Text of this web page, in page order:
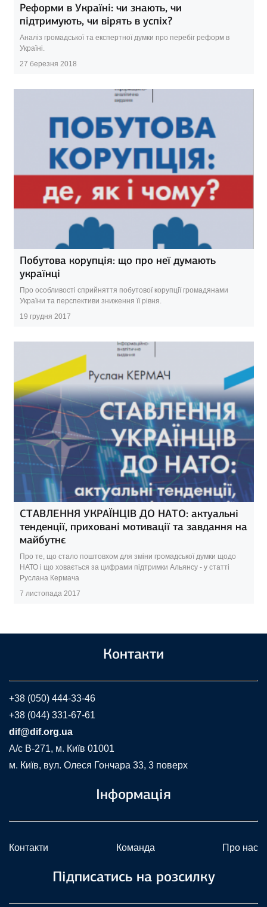
Реформи в Україні: чи знають, чи
підтримують, чи вірять в успіх?
Аналіз громадської та експертної думки про перебіг реформ в
Україні.
27 березня 2018
Побутова корупція: що про неї думають
українці
Про особливості сприйняття побутової корупції громадянами
України та перспективи зниження її рівня.
19 грудня 2017
СТАВЛЕННЯ УКРАЇНЦІВ ДО НАТО: актуальні
тенденції, приховані мотивації та завдання на
майбутнє
Про те, що стало поштовхом для зміни громадської думки щодо
НАТО і що ховається за цифрами підтримки Альянсу - у статті
Руслана Кермача
7 листопада 2017
Контакти
+38 (050) 444-33-46
+38 (044) 331-67-61
dif@dif.org.ua
A/c В-271, м. Київ 01001
м. Київ, вул. Олеся Гончара 33, 3 поверх
Інформація
Контакти Команда Про нас
Підписатись на розсилку